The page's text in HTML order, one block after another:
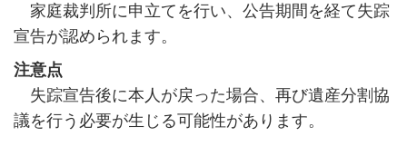
家庭裁判所に申立てを行い、公告期間を経て失踪
宣告が認められます。
注意点
失踪宣告後に本人が戻った場合、再び遺産分割協
議を行う必要が生じる可能性があります。